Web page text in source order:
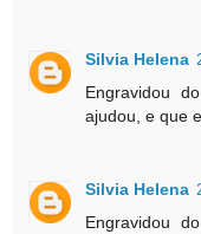
Silvia Helena
Engravidou
ajudou, e que
Silvia Helena
Engravidou